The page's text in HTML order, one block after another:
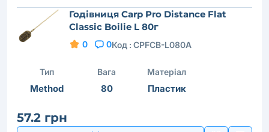
Годівниця Carp Pro Distance Flat
Classic Boilie L 80г
0 0Код : CPFCB-L080A
Тип
Method
Вага
80
Матеріал
Пластик
57.2 грн